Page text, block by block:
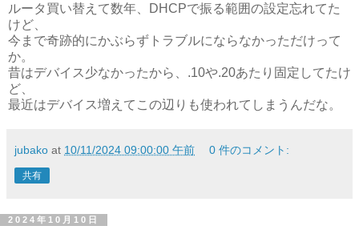
ルータ買い替えて数年、DHCPで振る範囲の設定忘れてた
けど、
今まで奇跡的にかぶらずトラブルにならなかっただけって
か。
昔はデバイス少なかったから、.10や.20あたり固定してたけ
ど、
最近はデバイス増えてこの辺りも使われてしまうんだな。
jubako at 10/11/2024 09:00:00 午前 0 件のコメント:
共有
2024年10月10日